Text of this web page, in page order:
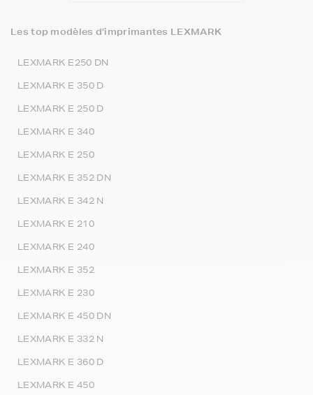
Les top modèles d’imprimantes LEXMARK
LEXMARK E250 DN
LEXMARK E 350 D
LEXMARK E 250 D
LEXMARK E 340
LEXMARK E 250
LEXMARK E 352 DN
LEXMARK E 342 N
LEXMARK E 210
LEXMARK E 240
LEXMARK E 352
LEXMARK E 230
LEXMARK E 450 DN
LEXMARK E 332 N
LEXMARK E 360 D
LEXMARK E 450